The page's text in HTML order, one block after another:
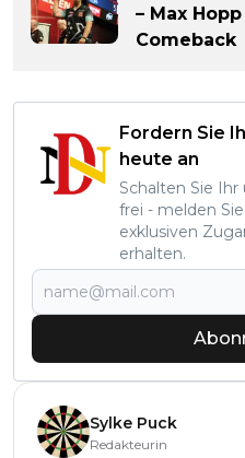
– Max
Comeback
Fordern Sie
heute an
Schalten Sie
frei - melden
exklusiven
erhalten.
Sylke Puck
Redakteurin